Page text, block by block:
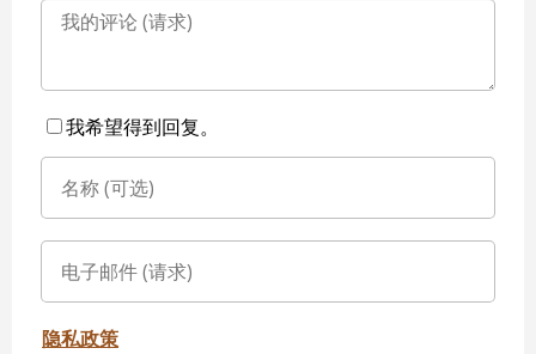
我希望得到回复。
隐私政策